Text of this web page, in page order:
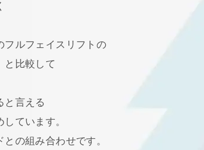
フルフェイスリフトの
と比較して
と言える
ています。
の組み合わせです。